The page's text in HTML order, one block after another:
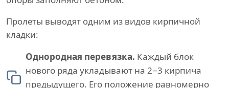
Пролеты выводят одним из видов кирпичной
кладки:
Однородная перевязка. Каждый блок
нового ряда укладывают на 2−3 кирпича
предыдущего. Его положение равномерно